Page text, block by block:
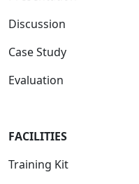
Discussion
Case Study
Evaluation
FACILITIES
Training Kit